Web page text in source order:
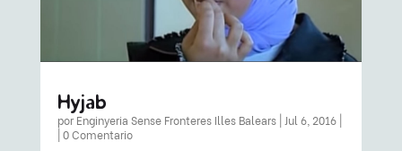
Hyjab
por Enginyeria Sense Fronteres Illes Balears| Jul 6, 2016|
| 0 Comentario